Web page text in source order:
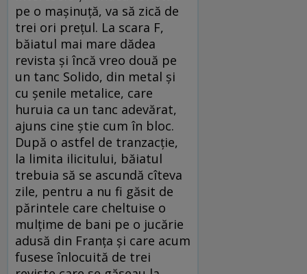
pe o mașinuță, va să zică de
trei ori prețul. La scara F,
băiatul mai mare dădea
revista și încă vreo două pe
un tanc Solido, din metal și
cu șenile metalice, care
huruia ca un tanc adevărat,
ajuns cine știe cum în bloc.
După o astfel de tranzacție,
la limita ilicitului, băiatul
trebuia să se ascundă cîteva
zile, pentru a nu fi găsit de
părintele care cheltuise o
mulțime de bani pe o jucărie
adusă din Franța și care acum
fusese înlocuită de trei